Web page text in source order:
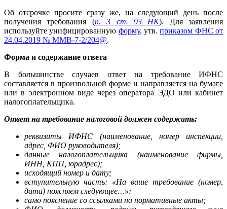
Об отсрочке просите сразу же, на следующий день после
получения требования (п. 3 ст. 93 НК). Для заявления
используйте унифицированную форму, утв.приказом ФНС от
24.04.2019 № ММВ-7-2/204@.
Форма и содержание ответа
В большинстве случаев ответ на требование ИФНС
составляется в произвольной форме и направляется на бумаге
или в электронном виде через оператора ЭДО или кабинет
налогоплательщика.
Ответ на требование налоговой должен содержать:
реквизиты ИФНС (наименование, номер инспекции,
адрес, ФИО руководителя);
данные налогоплательщика (наименование фирмы,
ИНН, КПП, юрадрес);
исходящий номер и дату;
вступительную часть: «На ваше требование (номер,
дата) поясняем следующее…»;
само пояснение со ссылками на нормативные акты;